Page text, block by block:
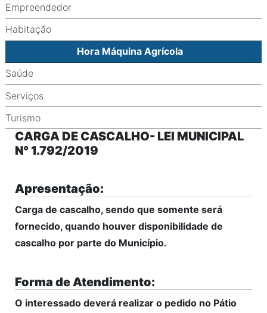
Empreendedor
Habitação
Hora Máquina Agrícola
Saúde
Serviços
Turismo
CARGA DE CASCALHO- LEI MUNICIPAL
N° 1.792/2019
Apresentação:
Carga de cascalho, sendo que somente será
fornecido, quando houver disponibilidade de
cascalho por parte do Município.
Forma de Atendimento:
O interessado deverá realizar o pedido no Pátio